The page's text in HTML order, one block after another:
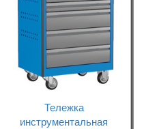
Тележка
инструментальная